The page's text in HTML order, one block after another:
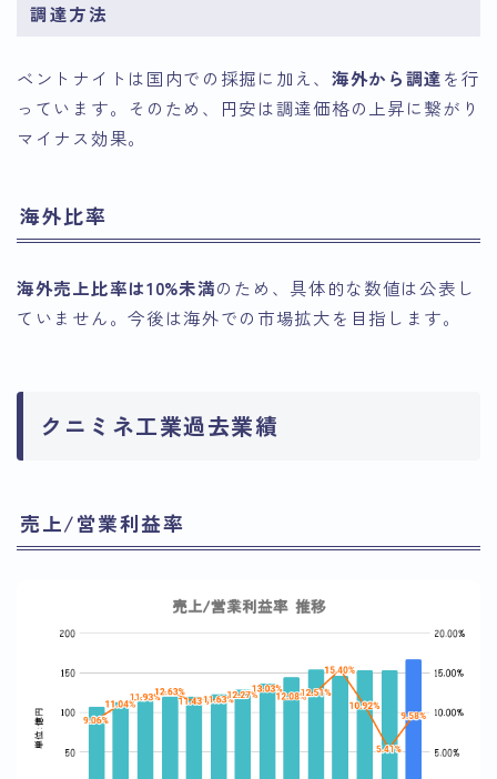
調達方法
ベントナイトは国内での採掘に加え、 海外から調達を行
っています。そのため、円安は調達価格の上昇に繋がり
マイナス効果。
海外比率
海外売上比率は10%未満のため、具体的な数値は公表し
ていません。今後は海外での市場拡大を目指します。
クニミネ工業過去業績
売上/営業利益率